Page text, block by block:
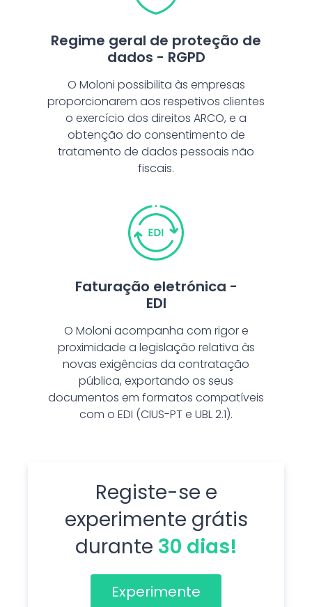
Regime geral de proteção de
dados - RGPD
O Moloni possibilita às empresas
proporcionarem aos respetivos clientes
o exercício dos direitos ARCO, e a
obtenção do consentimento de
tratamento de dados pessoais não
fiscais.
Faturação eletrónica -
EDI
O Moloni acompanha com rigor e
proximidade a legislação relativa às
novas exigências da contratação
pública, exportando os seus
documentos em formatos compatíveis
com o EDI (CIUS-PT e UBL 2.1).
Registe-se e
experimente grátis
durante 30 dias!
Experimente